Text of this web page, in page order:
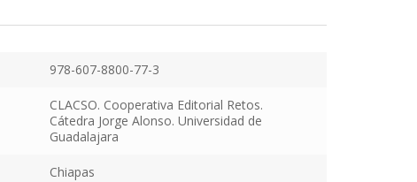
978-607-8800-77-3
CLACSO. Cooperativa Editorial Retos.
Cátedra Jorge Alonso. Universidad de
Guadalajara
Chiapas